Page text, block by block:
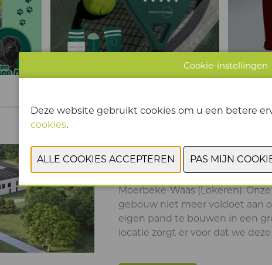
MAXIMUM IMAGE
Vandaag starten de werken
Moerbeke-Waas (Lokeren).
gebouw niet meer voldoet aan
eigen pand te bouwen in een
locatie zorgt er voor dat we
Cookie-instellingen
Deze website gebruikt cookies om u een betere
cookies.